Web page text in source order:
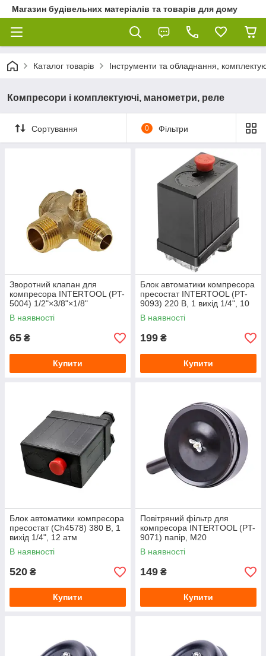
Магазин будівельних матеріалів та товарів для дому
Каталог товарів Інструменти та обладнання,
Компресори і комплектуючі, манометри, реле
Сортування 0 Фільтри
Зворотний клапан для
компресора INTERTOOL (PT-
5004) 1/2"×3/8"×1/8"
В наявності
65 ₴
Купити
Блок автоматики компресора
пресостат INTERTOOL (PT-
9093) 220 В, 1 вихід 1/4", 10
атм
В наявності
199 ₴
Купити
Блок автоматики компресора
пресостат (Ch4578) 380 В, 1
вихід 1/4", 12 атм
В наявності
520 ₴
Купити
Повітряний фільтр для
компресора INTERTOOL (PT-
9071) папір, М20
В наявності
149 ₴
Купити